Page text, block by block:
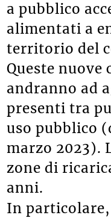
a pubblico
alimentati a
territorio del
Queste nuove
andranno ad
presenti tra
uso pubblico
marzo 2023).
zone di
anni.
In